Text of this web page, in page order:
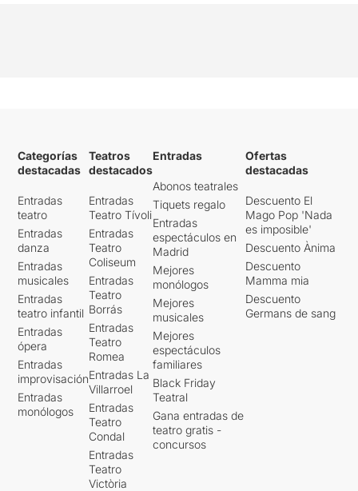
Categorías
destacadas
Entradas
teatro
Entradas
danza
Entradas
musicales
Entradas
teatro infantil
Entradas
ópera
Entradas
improvisación
Entradas
monólogos
Teatros
destacados
Entradas
Teatro Tívoli
Entradas
Teatro
Coliseum
Entradas
Teatro
Borrás
Entradas
Teatro
Romea
Entradas La
Villarroel
Entradas
Teatro
Condal
Entradas
Teatro
Victòria
Entradas
Abonos teatrales
Tiquets regalo
Entradas
espectáculos en
Madrid
Mejores
monólogos
Mejores
musicales
Mejores
espectáculos
familiares
Black Friday
Teatral
Gana entradas de
teatro gratis -
concursos
Ofertas
destacadas
Descuento El
Mago Pop 'Nada
es imposible'
Descuento Ànima
Descuento
Mamma mia
Descuento
Germans de sang